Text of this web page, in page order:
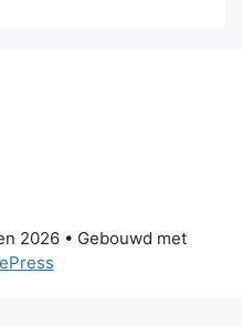
2026• Gebouwd met